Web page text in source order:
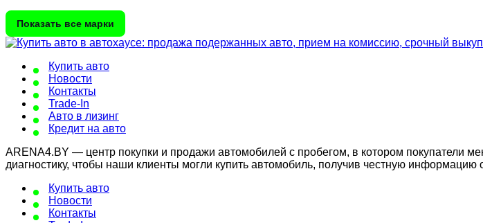
Показать все марки
Купить авто
Новости
Контакты
Trade-In
Авто в лизинг
Кредит на авто
ARENA4.BY — центр покупки и продажи автомобилей с пробегом, в котором покупатели
диагностику, чтобы наши клиенты могли купить автомобиль, получив честную информацию
Купить авто
Новости
Контакты